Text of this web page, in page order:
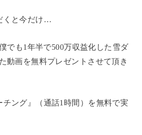
くと今だけ…
でも1年半で500万収益化した雪ダ
動画を無料プレゼントさせて頂き
チング』（通話1時間）を無料で実